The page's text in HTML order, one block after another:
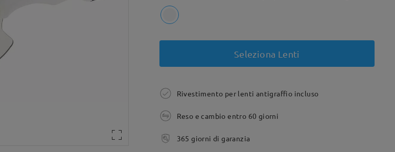
Seleziona Lenti
Rivestimento per lenti antigraffio incluso
Reso e cambio entro 60 giorni
365 giorni di garanzia